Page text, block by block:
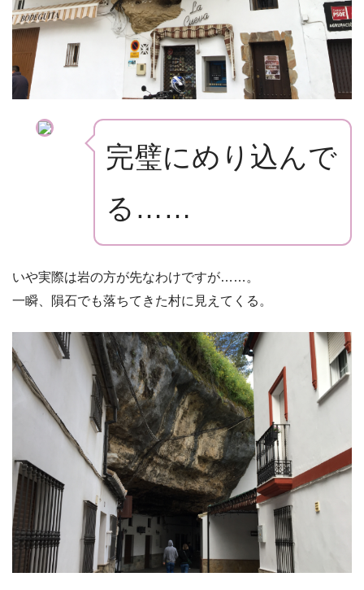
完璧にめり込んで
る……
いや実際は岩の方が先なわけですが……。
一瞬、隕石でも落ちてきた村に見えてくる。